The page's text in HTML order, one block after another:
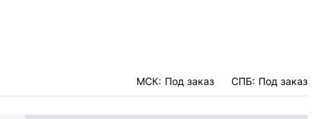
МСК: Под заказ СПБ: Под заказ